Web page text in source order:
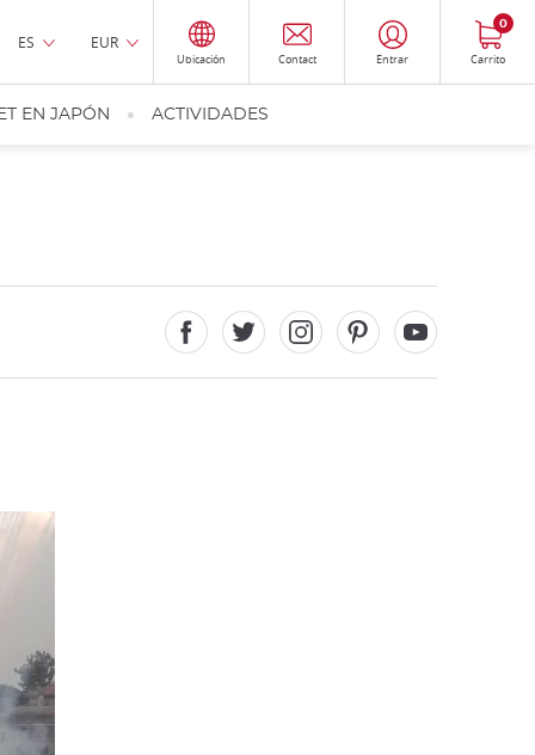
ES EUR
Ubicación Contact Entrar Carrito
0
EN JAPÓN ACTIVIDADES